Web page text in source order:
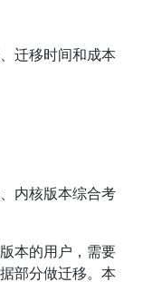
迁移时间和成本
内核版本综合考
本的用户，需要
部分做迁移。本